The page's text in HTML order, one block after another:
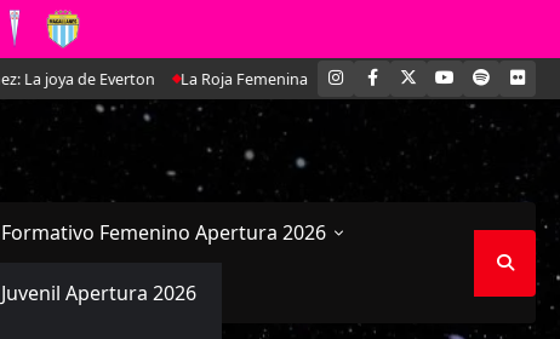
de Everton La Roja Femenina Sub-17 enfrentará a Argentina en doble
INSTAGRAM
FACEBOOK YOUTUBE
SPOTIFY
Formativo Femenino Apertura 2026
Juvenil Apertura 2026